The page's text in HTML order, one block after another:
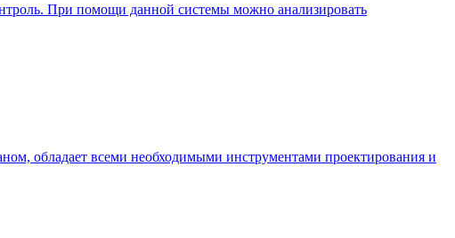
При помощи данной системы можно анализировать
обладает всеми необходимыми инструментами проектирования и